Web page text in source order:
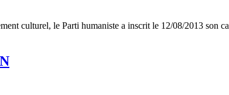
culturel, le Parti humaniste a inscrit le 12/08/2013 son